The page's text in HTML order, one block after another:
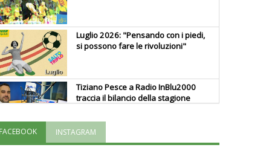
Luglio 2026: "Pensando con i piedi,
si possono fare le rivoluzioni"
Tiziano Pesce a Radio InBlu2000
traccia il bilancio della stagione
FACEBOOK INSTAGRAM